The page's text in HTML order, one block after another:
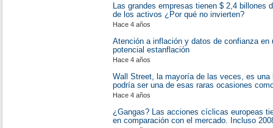
Las grandes empresas tienen $ 2,4 billones
de los activos ¿Por qué no invierten?
Hace 4 años
Atención a inflación y datos de confianza en
potencial estanflación
Hace 4 años
Wall Street, la mayoría de las veces, es
podría ser una de esas raras ocasiones
Hace 4 años
¿Gangas? Las acciones cíclicas europeas
en comparación con el mercado. Incluso